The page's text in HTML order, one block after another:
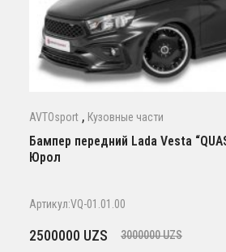
AVTOsport , Кузовные части
Бампер передний Lada Vesta
Юрол
Артикул:VQ-01.01.00
3000000UZS
Первоначальная
2500000 UZS
Текущая